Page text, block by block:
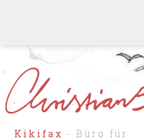
Kikifax - Büro für